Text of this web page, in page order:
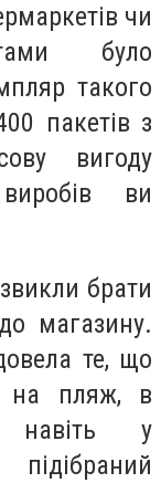
чи
було
такого
пакетів з
вигоду
ви
брати
магазину.
те, що
на пляж, в
навіть у